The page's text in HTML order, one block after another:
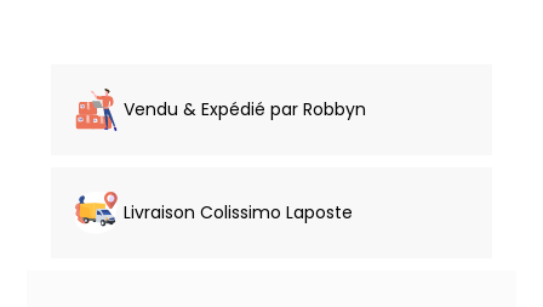
Vendu & Expédié par Robbyn
Livraison Colissimo Laposte